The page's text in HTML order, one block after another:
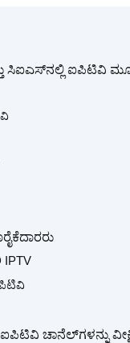
ಸಿಐಎಸ್‌ನಲ್ಲಿ ಐಪಿಟಿವಿ
IPTV
ಚಾನೆಲ್‌ಗಳನ್ನು